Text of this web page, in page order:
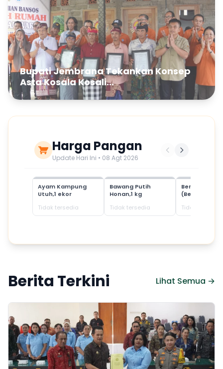
Bupati Jembrana Tekankan Konsep
Asta Kosala Kosali...
Harga Pangan
Update Hari Ini • 08 Agt 2026
Ayam Kampung
Utuh,1 ekor
Tidak tersedia
Bawang Putih
Honan,1 kg
Tidak tersedia
Beras
(Beras SPHP)
Tidak tersedia
Berita Terkini Lihat Semua →